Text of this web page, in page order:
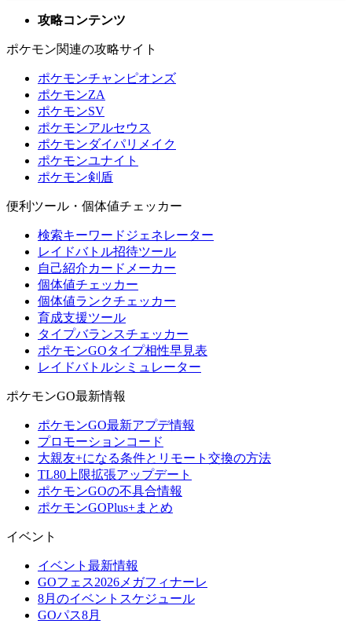
攻略コンテンツ
ポケモン関連の攻略サイト
ポケモンチャンピオンズ
ポケモンZA
ポケモンSV
ポケモンアルセウス
ポケモンダイパリメイク
ポケモンユナイト
ポケモン剣盾
便利ツール・個体値チェッカー
検索キーワードジェネレーター
レイドバトル招待ツール
自己紹介カードメーカー
個体値チェッカー
個体値ランクチェッカー
育成支援ツール
タイプバランスチェッカー
ポケモンGOタイプ相性早見表
レイドバトルシミュレーター
ポケモンGO最新情報
ポケモンGO最新アプデ情報
プロモーションコード
大親友+になる条件とリモート交換の方法
TL80上限拡張アップデート
ポケモンGOの不具合情報
ポケモンGOPlus+まとめ
イベント
イベント最新情報
GOフェス2026メガフィナーレ
8月のイベントスケジュール
GOパス8月